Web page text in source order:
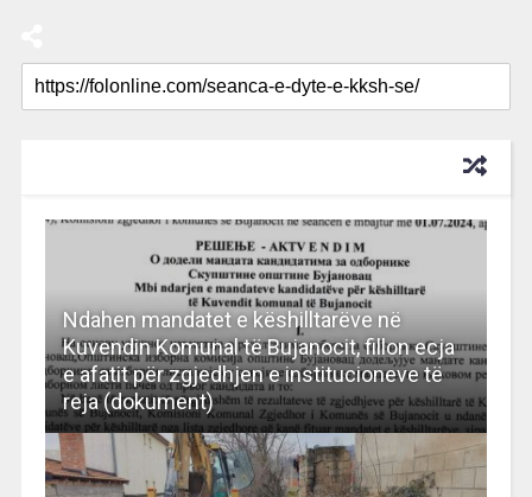
Ndahen mandatet e këshilltarëve në
Kuvendin Komunal të Bujanocit, fillon ecja
e afatit për zgjedhjen e institucioneve të
reja (dokument)